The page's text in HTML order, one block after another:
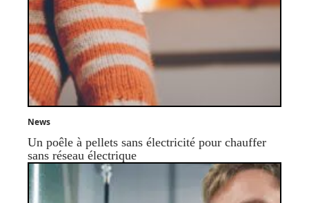
News
Un poêle à pellets sans électricité pour chauffer
sans réseau électrique